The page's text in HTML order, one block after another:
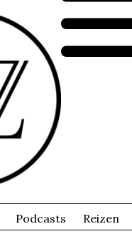
Podcasts Reizen